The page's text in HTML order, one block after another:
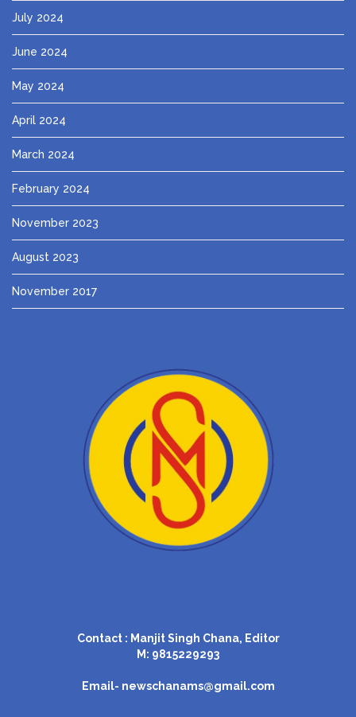
July 2024
June 2024
May 2024
April 2024
March 2024
February 2024
November 2023
August 2023
November 2017
Contact : Manjit Singh Chana, Editor
M: 9815229293
Email- newschanams@gmail.com